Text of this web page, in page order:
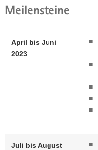
Meilensteine
April bis Juni
2023
Juli bis August